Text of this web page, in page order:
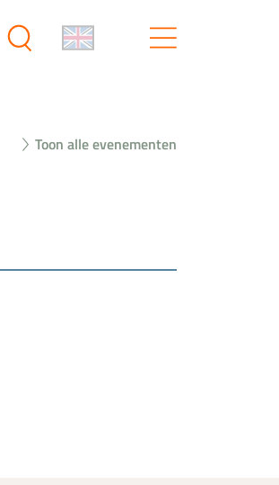
Toon alle evenementen